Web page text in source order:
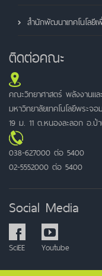
สำนักพัฒนาเทคโนโลยี
ติดต่อคณะ
คณะวิทยาศาสตร์ พลังงานแล
มหาวิทยาลัยเทคโนโลยีพระจ
19 ม. 11 ต.หนองละลอก อ.บ้
038-627000 ต่อ 5400
02-5552000 ต่อ 5400
Social Media
SciEE Youtube